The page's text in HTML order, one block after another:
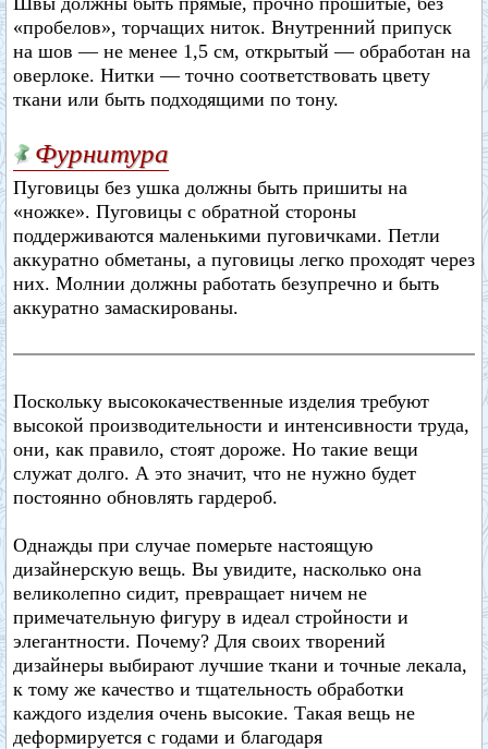
«пробелов», торчащих ниток. Внутренний припуск
на шов — не менее 1,5 см, открытый — обработан на
оверлоке. Нитки — точно соответствовать цвету
ткани или быть подходящими по тону.
Фурнитура
Пуговицы без ушка должны быть пришиты на
«ножке». Пуговицы с обратной стороны
поддерживаются маленькими пуговичками. Петли
аккуратно обметаны, а пуговицы легко проходят через
них. Молнии должны работать безупречно и быть
аккуратно замаскированы.
Поскольку высококачественные изделия требуют
высокой производительности и интенсивности труда,
они, как правило, стоят дороже. Но такие вещи
служат долго. А это значит, что не нужно будет
постоянно обновлять гардероб.
Однажды при случае померьте настоящую
дизайнерскую вещь. Вы увидите, насколько она
великолепно сидит, превращает ничем не
примечательную фигуру в идеал стройности и
элегантности. Почему? Для своих творений
дизайнеры выбирают лучшие ткани и точные лекала,
к тому же качество и тщательность обработки
каждого изделия очень высокие. Такая вещь не
деформируется с годами и благодаря